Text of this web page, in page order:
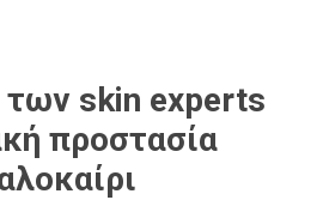
των skin experts
προστασία